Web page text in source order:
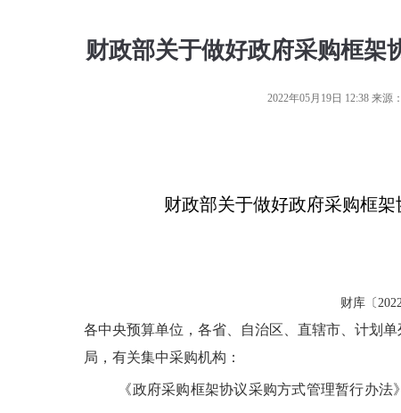
财政部关于做好政府采购框架
2022年05月19日 12:38 来源：
财政部关于做好政府采购框
财库〔
各中央预算单位，各省、自治区、直辖市、计划
局 ，有关集中采购机构 ：
《政府采购框架协议采购方式管理暂行办法